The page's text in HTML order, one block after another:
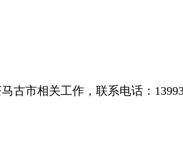
市相关工作，联系电话：